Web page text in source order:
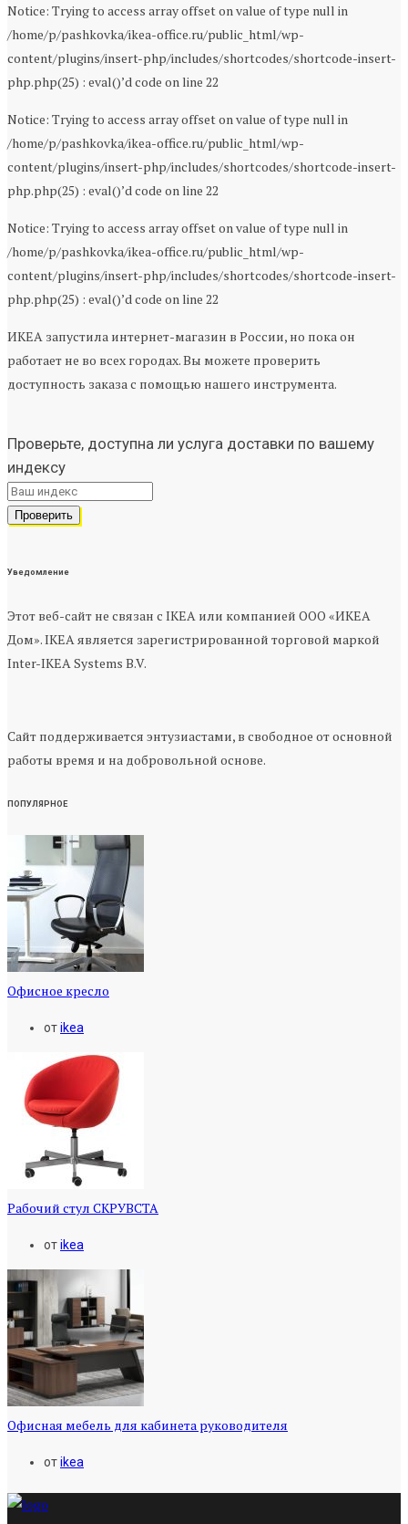
Notice: Trying to access array offset on value of type null in
/home/p/pashkovka/ikea-office.ru/public_html/wp-
content/plugins/insert-php/includes/shortcodes/shortcode-insert-
php.php(25) : eval()’d code on line 22
Notice: Trying to access array offset on value of type null in
/home/p/pashkovka/ikea-office.ru/public_html/wp-
content/plugins/insert-php/includes/shortcodes/shortcode-insert-
php.php(25) : eval()’d code on line 22
Notice: Trying to access array offset on value of type null in
/home/p/pashkovka/ikea-office.ru/public_html/wp-
content/plugins/insert-php/includes/shortcodes/shortcode-insert-
php.php(25) : eval()’d code on line 22
ИКЕА запустила интернет-магазин в России, но пока он
работает не во всех городах. Вы можете проверить
доступность заказа с помощью нашего инструмента.
Проверьте, доступна ли услуга доставки по вашему
индексу
Уведомление
Этот веб-сайт не связан с IKEA или компанией ООО «ИКЕА
Дом». IKEA является зарегистрированной торговой маркой
Inter-IKEA Systems B.V.
Сайт поддерживается энтузиастами, в свободное от основной
работы время и на добровольной основе.
ПОПУЛЯРНОЕ
Офисное кресло
отikea
Рабочий стул СКРУВСТА
отikea
Офисная мебель для кабинета руководителя
отikea